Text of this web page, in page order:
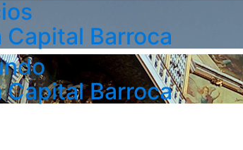
Barroca
Capital Barroca